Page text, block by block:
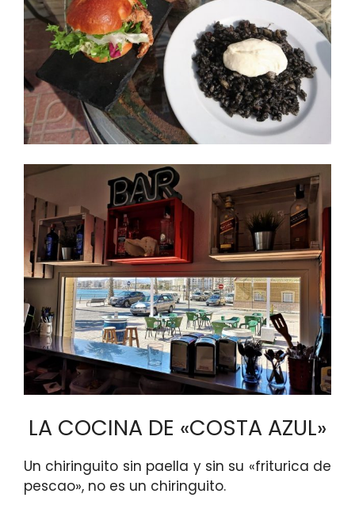
LA COCINA DE «COSTA AZUL»
Un chiringuito sin paella y sin su «friturica de
pescao», no es un chiringuito.